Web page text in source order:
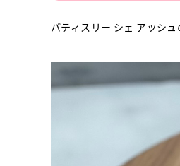
パティスリー シェ アッシ